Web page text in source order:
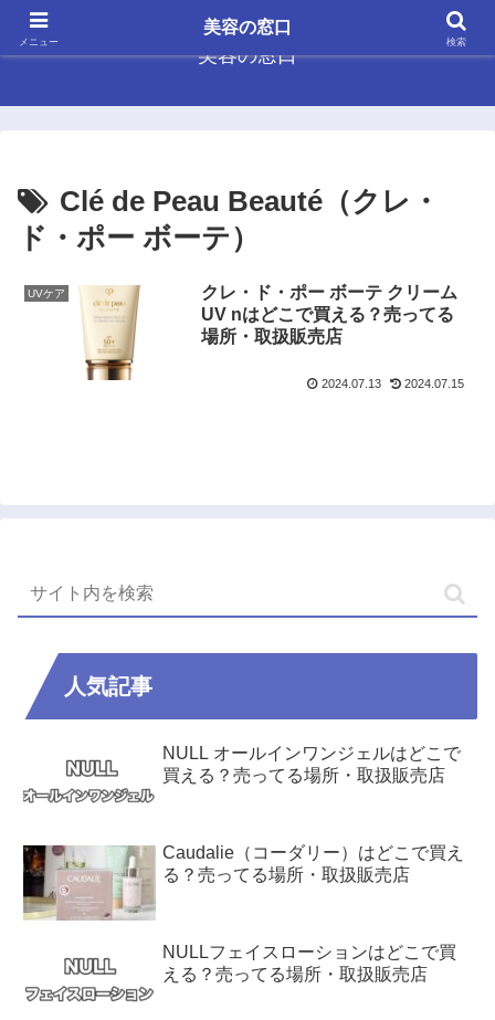
美容の窓口
Clé de Peau Beauté（クレ・
ド・ポー ボーテ）
UVケア
クレ・ド・ポー ボーテ クリーム
UV nはどこで買える？売ってる
場所・取扱販売店
2024.07.13 2024.07.15
人気記事
NULL オールインワンジェルはどこで
買える？売ってる場所・取扱販売店
Caudalie（コーダリー）はどこで買え
る？売ってる場所・取扱販売店
NULLフェイスローションはどこで買
える？売ってる場所・取扱販売店
メニュー
美容の窓口
検索